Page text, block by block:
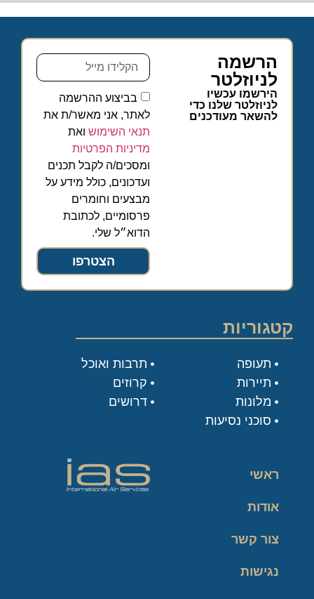
הרשמה
לניוזלטר
הירשמו עכשיו
לניוזלטר שלנו כדי
להשאר מעודכנים
בביצוע ההרשמה
לאתר, אני מאשר/ת את
תנאי השימוש ואת
מדיניות הפרטיות
ומסכים/ה לקבל תכנים
ועדכונים, כולל מידע על
מבצעים וחומרים
פרסומיים, לכתובת
הדוא״ל שלי.
הצטרפו
קטגוריות
תעופה
תיירות
מלונות
סוכני נסיעות
תרבות ואוכל
קרוזים
דרושים
ראשי
אודות
צור קשר
נגישות